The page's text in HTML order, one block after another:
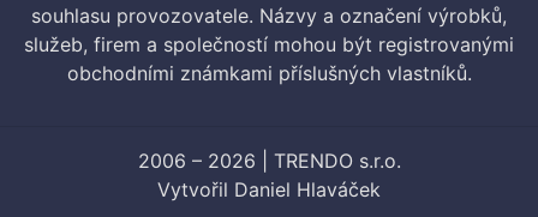
souhlasu provozovatele. Názvy a označení výrobků,
služeb, firem a společností mohou být registrovanými
obchodními známkami příslušných vlastníků.
2006 – 2026 | TRENDO s.r.o.
Vytvořil Daniel Hlaváček